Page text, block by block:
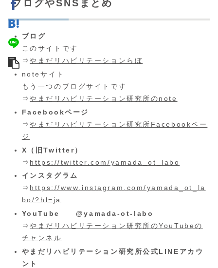
ブログやSNSまとめ
ブログ
このサイトです
⇒やまだリハビリテーションらぼ
noteサイト
もう一つのブログサイトです
⇒やまだリハビリテーション研究所のnote
Facebookページ
⇒やまだリハビリテーション研究所Facebookペー
ジ
X（旧Twitter）
⇒ https://twitter.com/yamada_ot_labo
インスタグラム
⇒ https://www.instagram.com/yamada_ot_la
bo/?hl=ja
YouTube @yamada-ot-labo
⇒やまだリハビリテーション研究所のYouTubeの
チャンネル
やまだリハビリテーション研究所公式LINEアカウ
ント